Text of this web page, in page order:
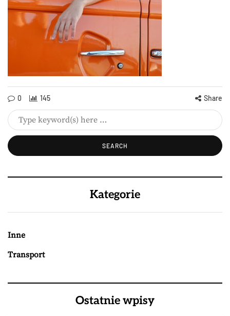
0 145 Share
Kategorie
Inne
Transport
Ostatnie wpisy